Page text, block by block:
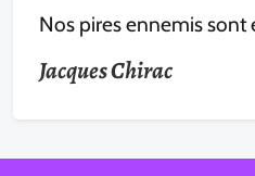
Nos pires ennemis
Jacques Chirac